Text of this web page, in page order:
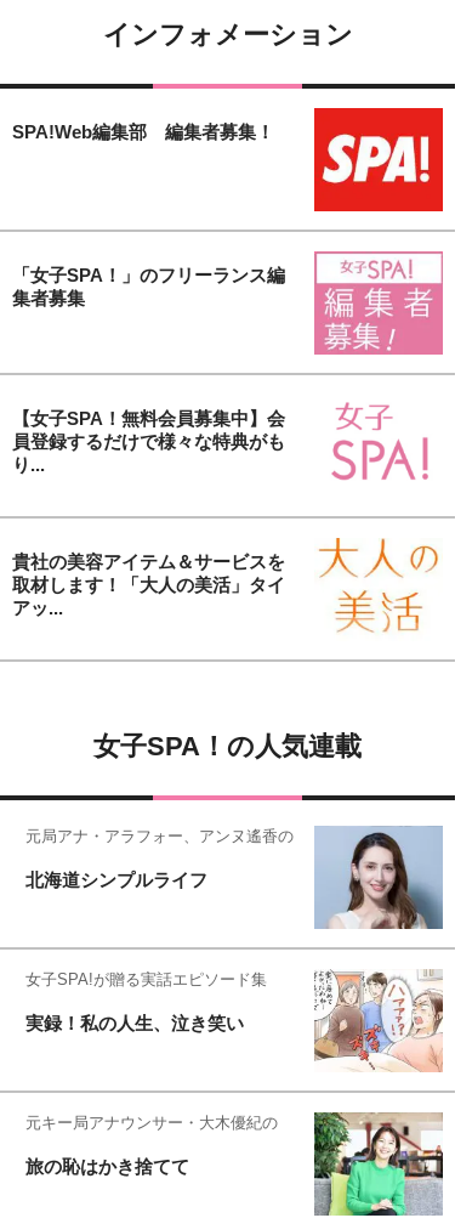
インフォメーション
SPA!Web編集部 編集者募集！
「女子SPA！」のフリーランス編
集者募集
【女子SPA！無料会員募集中】会
員登録するだけで様々な特典がも
り...
貴社の美容アイテム＆サービスを
取材します！「大人の美活」タイ
アッ...
女子SPA！の人気連載
元局アナ・アラフォー、アンヌ遙香の
北海道シンプルライフ
女子SPA!が贈る実話エピソード集
実録！私の人生、泣き笑い
元キー局アナウンサー・大木優紀の
旅の恥はかき捨てて